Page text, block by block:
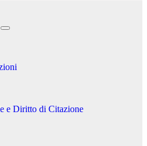
e Diritto di Citazione